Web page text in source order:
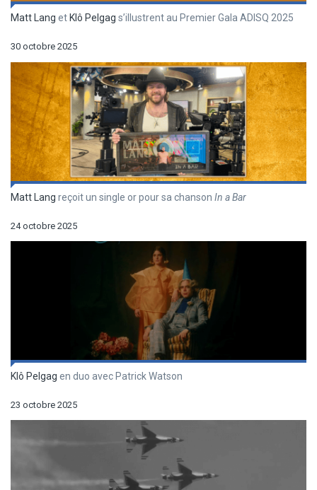
Matt Lang et Klô Pelgag s’illustrent au Premier Gala ADISQ 2025
30 octobre 2025
Matt Lang reçoit un single or pour sa chanson In a Bar
24 octobre 2025
Klô Pelgag en duo avec Patrick Watson
23 octobre 2025